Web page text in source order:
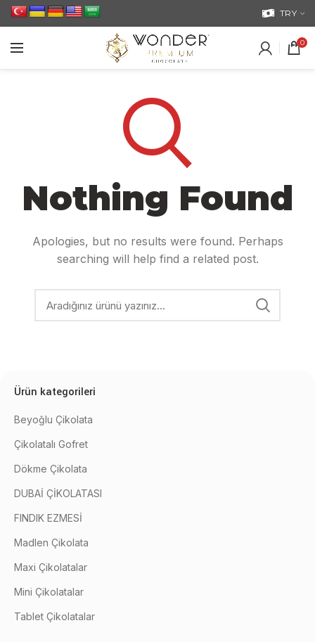
TRY
0
Nothing Found
Apologies, but no results were found. Perhaps
searching will help find a related post.
Ürün kategorileri
Beyoğlu Çikolata
Çikolatalı Gofret
Dökme Çikolata
DUBAİ ÇİKOLATASI
FINDIK EZMESİ
Madlen Çikolata
Maxi Çikolatalar
Mini Çikolatalar
Tablet Çikolatalar